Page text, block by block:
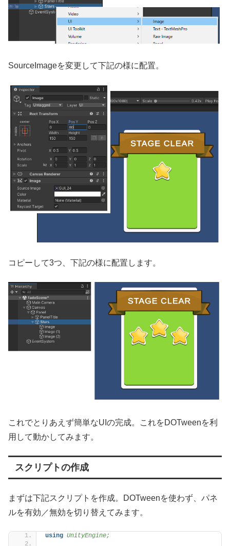
SourceImageを変更して下記の様に配置。
コピーして3つ、下記の様に配置します。
これでとりあえず簡単なUIの完成。これをDOTweenを利
用して動かしてみます。
スクリプトの作成
まずは下記スクリプトを作成。DOTweenを使わず、パネ
ルを有効／無効を切り替えてみます。
using UnityEngine;